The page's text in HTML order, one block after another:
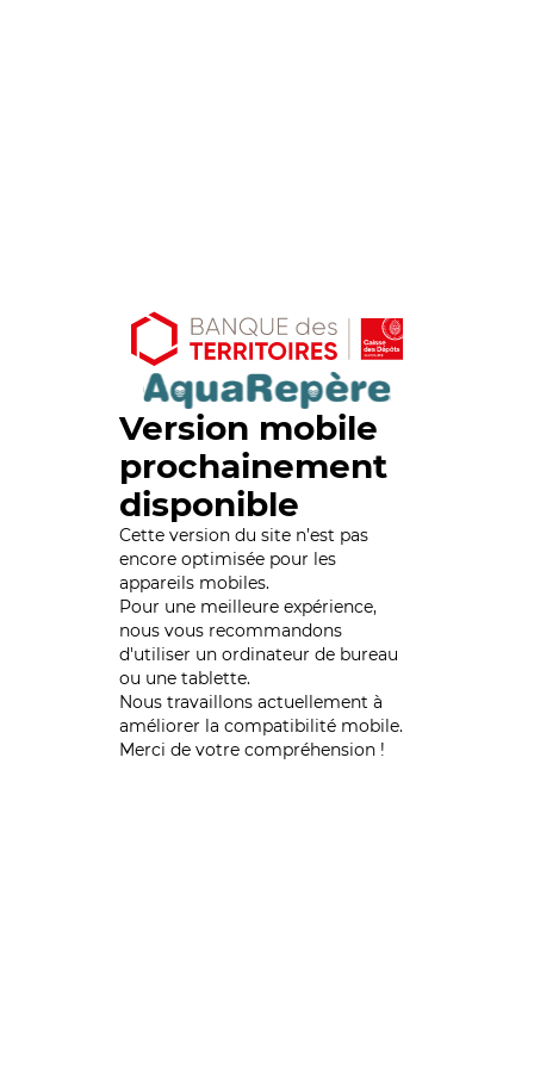
Version mobile
prochainement
disponible
Cette version du site n’est pas
encore optimisée pour les
appareils mobiles.
Pour une meilleure expérience,
nous vous recommandons
d'utiliser un ordinateur de bureau
ou une tablette.
Nous travaillons actuellement à
améliorer la compatibilité mobile.
Merci de votre compréhension !